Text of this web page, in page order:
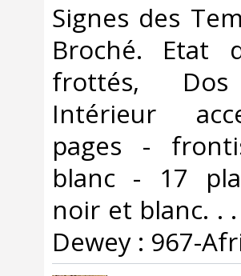
‎Signes des
Broché. Etat
frottés, Dos
Intérieur
pages -
blanc - 17
noir et blanc. .
Dewey : 967-